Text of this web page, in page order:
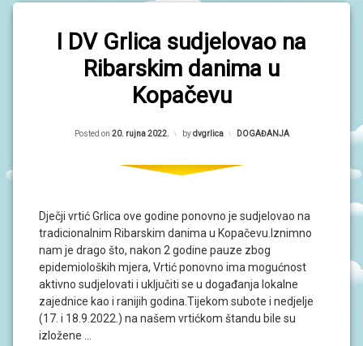
I DV Grlica sudjelovao na
Ribarskim danima u
Kopačevu
Posted on 20. rujna 2022. bydvgrlica Kategorije:
DOGAĐANJA
Dječji vrtić Grlica ove godine ponovno je sudjelovao na
tradicionalnim Ribarskim danima u Kopačevu.Iznimno
nam je drago što, nakon 2 godine pauze zbog
epidemioloških mjera, Vrtić ponovno ima mogućnost
aktivno sudjelovati i uključiti se u događanja lokalne
zajednice kao i ranijih godina.Tijekom subote i nedjelje
(17. i 18.9.2022.) na našem vrtićkom štandu bile su
izložene …